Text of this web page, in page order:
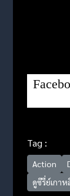
Tag :
Action
ดูซีรี่ย์เกา